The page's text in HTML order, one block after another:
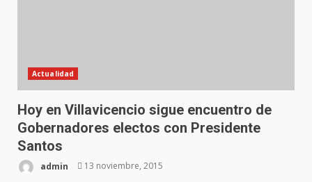
Actualidad
Hoy en Villavicencio sigue encuentro de
Gobernadores electos con Presidente
Santos
admin 13 noviembre, 2015